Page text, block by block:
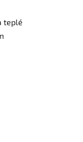
teplé